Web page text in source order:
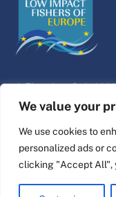
We value your
We use cookies to
personalized ads or
clicking "Accept All",
©Πλατφόρμα ζωής2026
Σχεδιασμός και
Συνδέστε το